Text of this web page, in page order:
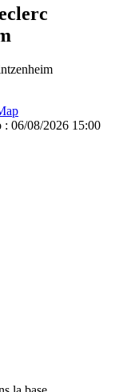
: 06/08/2026 15:00